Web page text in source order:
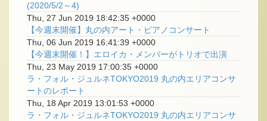
(2020/5/2～4)
Thu, 27 Jun 2019 18:42:35 +0000
【今週末開催】丸の内アート・ピアノコンサート
Thu, 06 Jun 2019 16:41:39 +0000
【今週末開催！】エロイカ・メンバーがトリオで出演
Thu, 23 May 2019 17:00:35 +0000
ラ・フォル・ジュルネTOKYO2019 丸の内エリアコンサ
ートのレポート
Thu, 18 Apr 2019 13:01:53 +0000
ラ・フォル・ジュルネTOKYO2019 丸の内エリアコンサ